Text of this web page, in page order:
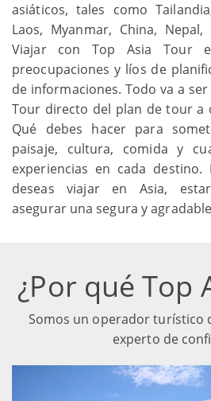
asiáticos, tales como
Laos, Myanmar, China,
Viajar con Top Asia Tour
preocupaciones y líos de
de informaciones. Todo va a
Tour directo del plan de tour a
Qué debes hacer para
paisaje, cultura, comida y
experiencias en cada
deseas viajar en Asia,
asegurar una segura y
¿Por qué Top
Somos un operador turístico
experto de